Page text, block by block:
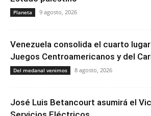
Planeta 9 agosto, 2026
Venezuela consolida el cuarto
Juegos Centroamericanos y del
Del medanal venimos 8 agosto, 2026
José Luis Betancourt asumirá el